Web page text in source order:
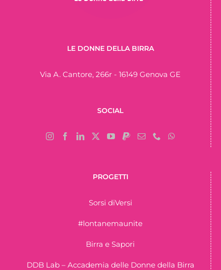
LE DONNE DELLA BIRRA
Via A. Cantore, 266r - 16149 Genova GE
SOCIAL
PROGETTI
Sorsi diVersi
#lontanemaunite
Birra e Sapori
DDB Lab – Accademia delle Donne della Birra